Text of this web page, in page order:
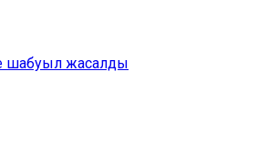
шабуыл жасалды